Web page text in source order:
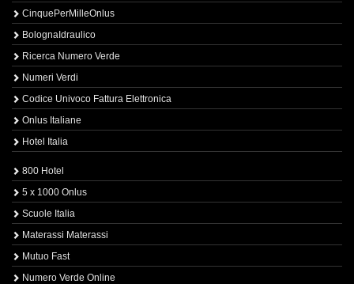
CinquePerMilleOnlus
BolognaIdraulico
Ricerca Numero Verde
Numeri Verdi
Codice Univoco Fattura Elettronica
Onlus Italiane
Hotel Italia
800 Hotel
5 x 1000 Onlus
Scuole Italia
Materassi Materassi
Mutuo Fast
Numero Verde Online